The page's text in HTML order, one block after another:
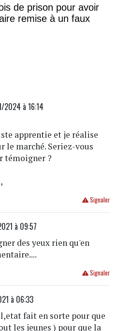
de prison pour avoir
remise à un faux
à 16:14
apprentie et je réalise
le marché. Seriez-vous
témoigner ?
Signaler
à 09:57
des yeux rien qu'en
Signaler
à 06:33
fait en sorte pour que
les jeunes ) pour que la